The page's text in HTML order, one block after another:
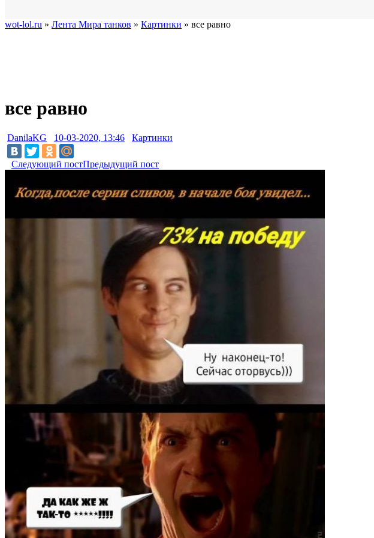
wot-lol.ru » Лента Мира танков » Картинки » все равно
все равно
DanilaKG 10-03-2020, 13:46 Картинки
Следующий постПредыдущий пост